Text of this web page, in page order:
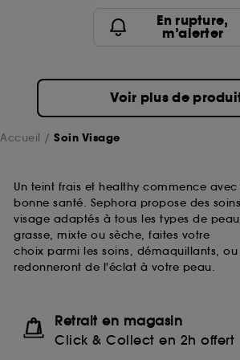
En rupture,
m’alerter
Voir plus de
Accueil Soin Visage
Un teint frais et healthy commence
bonne santé. Sephora propose des soins
visage adaptés à tous les types de
grasse, mixte ou sèche, faites votre
choix parmi les soins, démaquillants, ou
redonneront de l'éclat à votre peau.
Retrait en magasin
Click & Collect en 2h offert
pouvez personnaliser vos choix
de ces cookies grâce au bouton
choix" ci-dessous ou décider de "tout
Sephora pourra associer les
collectées ou générées lors de votre
ou en magasin. Pour refuser tous les
sur "continuer sans accepter". Voous
moment choisir de retirer votrte
souhaitez obtenir plus d'information sur
utilisés, cliquezici.